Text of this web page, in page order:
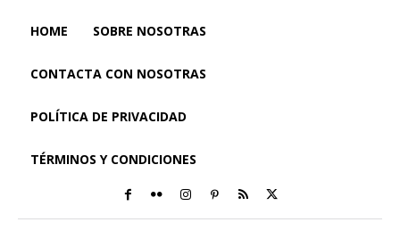
HOME SOBRE NOSOTRAS
CONTACTA CON NOSOTRAS
POLÍTICA DE PRIVACIDAD
TÉRMINOS Y CONDICIONES